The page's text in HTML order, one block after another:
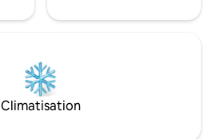
Climatisation